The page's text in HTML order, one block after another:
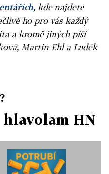
, kde najdete
ho pro vás každý
a kromě jiných píší
Martin Ehl a Luděk
hlavolam HN